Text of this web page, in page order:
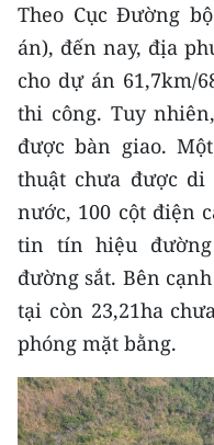
THẾ GIỚI
THỂ THAO
GIÁO DỤC
Y TẾ
KHOA HỌC - CÔNG
MÔI TRƯỜNG
BẠN ĐỌC
KIỂM CHỨNG THÔNG
Theo Cục Đường
án), đến nay, địa
cho dự án 61,7km/
thi công. Tuy
được bàn giao.
thuật chưa được
nước, 100 cột điện
tin tín hiệu
đường sắt. Bên
tại còn 23,21ha
phóng mặt bằng.